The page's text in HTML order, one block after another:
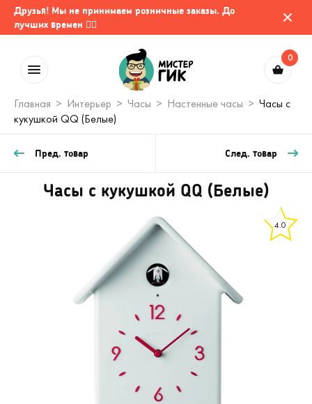
Друзья! Мы не принимаем розничные заказы. До
лучших времен 🤷‍♂️
0
Главная Интерьер Часы Настенные часы
Часы с
кукушкой QQ (Белые)
Пред. товар След. товар
Часы с кукушкой QQ (Белые)
4.0